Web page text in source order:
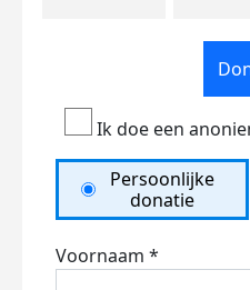
Ik doe een
Persoonlijke
donatie
Voornaam *